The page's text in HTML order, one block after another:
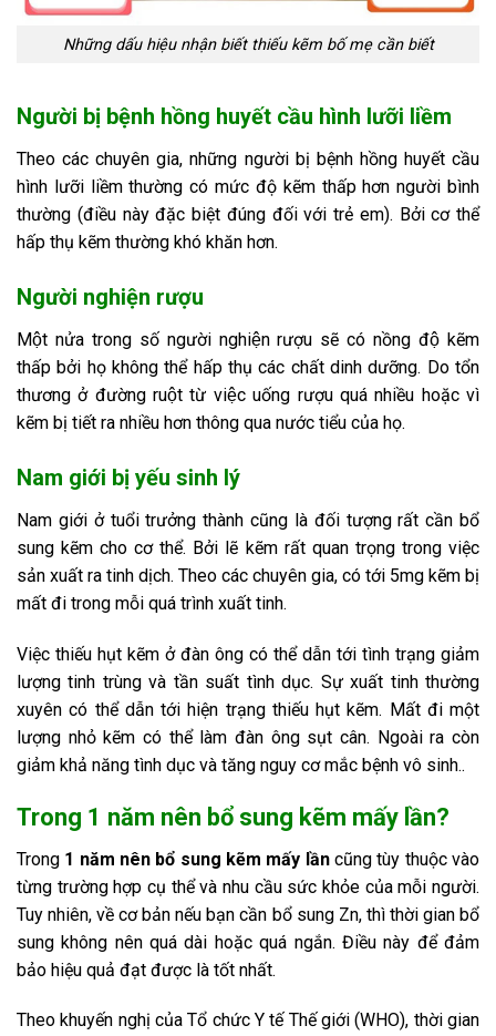
Những dấu hiệu nhận biết thiếu kẽm bố mẹ cần biết
Người bị bệnh hồng huyết cầu hình lưỡi liềm
Theo các chuyên gia, những người bị bệnh hồng huyết cầu
hình lưỡi liềm thường có mức độ kẽm thấp hơn người bình
thường (điều này đặc biệt đúng đối với trẻ em). Bởi cơ thể
hấp thụ kẽm thường khó khăn hơn.
Người nghiện rượu
Một nửa trong số người nghiện rượu sẽ có nồng độ kẽm
thấp bởi họ không thể hấp thụ các chất dinh dưỡng. Do tổn
thương ở đường ruột từ việc uống rượu quá nhiều hoặc vì
kẽm bị tiết ra nhiều hơn thông qua nước tiểu của họ.
Nam giới bị yếu sinh lý
Nam giới ở tuổi trưởng thành cũng là đối tượng rất cần bổ
sung kẽm cho cơ thể. Bởi lẽ kẽm rất quan trọng trong việc
sản xuất ra tinh dịch. Theo các chuyên gia, có tới 5mg kẽm bị
mất đi trong mỗi quá trình xuất tinh.
Việc thiếu hụt kẽm ở đàn ông có thể dẫn tới tình trạng giảm
lượng tinh trùng và tần suất tình dục. Sự xuất tinh thường
xuyên có thể dẫn tới hiện trạng thiếu hụt kẽm. Mất đi một
lượng nhỏ kẽm có thể làm đàn ông sụt cân. Ngoài ra còn
giảm khả năng tình dục và tăng nguy cơ mắc bệnh vô sinh..
Trong 1 năm nên bổ sung kẽm mấy lần?
Trong 1 năm nên bổ sung kẽm mấy lầncũng tùy thuộc vào
từng trường hợp cụ thể và nhu cầu sức khỏe của mỗi người.
Tuy nhiên, về cơ bản nếu bạn cần bổ sung Zn, thì thời gian bổ
sung không nên quá dài hoặc quá ngắn. Điều này để đảm
bảo hiệu quả đạt được là tốt nhất.
Theo khuyến nghị của Tổ chức Y tế Thế giới (WHO), thời gian